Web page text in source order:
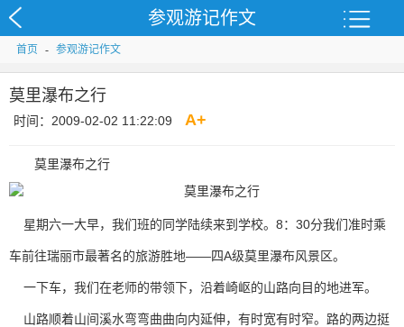
参观游记作文
首页 - 参观游记作文
莫里瀑布之行
时间：2009-02-02 11:22:09 A+
莫里瀑布之行
星期六一大早，我们班的同学陆续来到学校。8：30分我们准时乘
车前往瑞丽市最著名的旅游胜地——四A级莫里瀑布风景区。
一下车，我们在老师的带领下，沿着崎岖的山路向目的地进军。
山路顺着山间溪水弯弯曲曲向内延伸，有时宽有时窄。路的两边挺